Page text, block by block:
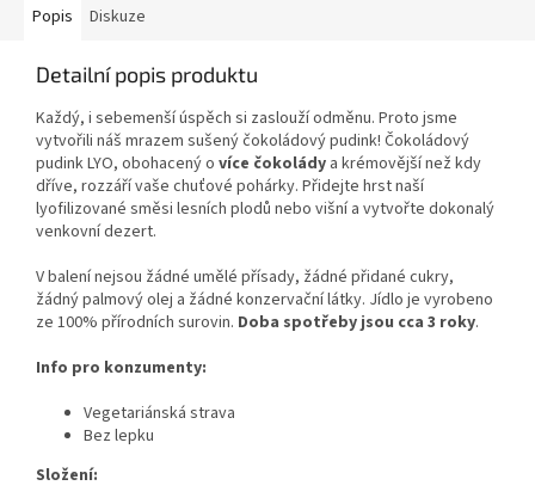
Popis Diskuze
Detailní popis produktu
Každý, i sebemenší úspěch si zaslouží odměnu. Proto jsme
vytvořili náš mrazem sušený čokoládový pudink! Čokoládový
pudink LYO, obohacený o více čokolády a krémovější než kdy
dříve, rozzáří vaše chuťové pohárky. Přidejte hrst naší
lyofilizované směsi lesních plodů nebo višní a vytvořte dokonalý
venkovní dezert.
V balení nejsou žádné umělé přísady, žádné přidané cukry,
žádný palmový olej a žádné konzervační látky. Jídlo je vyrobeno
ze 100% přírodních surovin. Doba spotřeby jsou cca 3 roky.
Info pro konzumenty:
Vegetariánská strava
Bez lepku
Složení: